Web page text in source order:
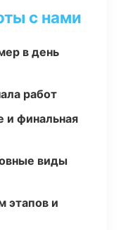
с нами
в день
работ
и финальная
виды
этапов и